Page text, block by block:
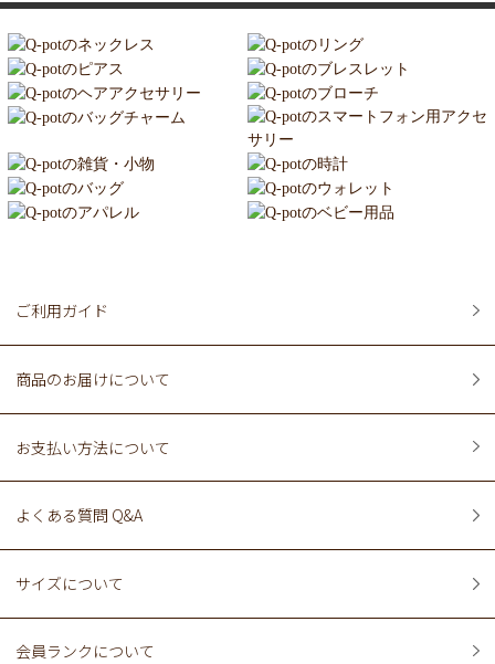
ご利用ガイド
商品のお届けについて
お支払い方法について
よくある質問 Q&A
サイズについて
会員ランクについて